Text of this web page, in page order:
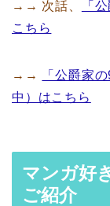
→→ 次話、
「
こちら
→→
「公爵家
中）はこちら
マンガ好
ご紹介